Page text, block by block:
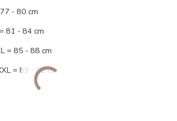
- 80 cm
- 84 cm
85 - 88 cm
= 89 - 92 cm